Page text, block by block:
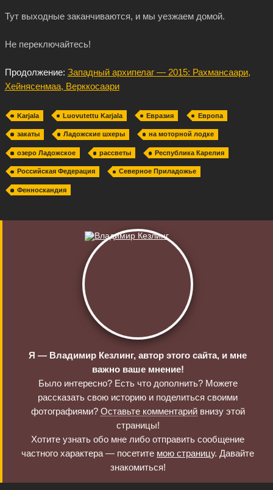
Тут выходные заканчиваются, и мы уезжаем домой.
Не переключайтесь!
Продолжение: Западный архипелаг — 2015: Рахмансаари,
Хейнясенмаа, Верккосаари
Karjala Luovutettu Karjala Евразия Европа
закаты Ладожские шхеры на моторной лодке
озеро Ладожское рассветы Республика Карелия
Российская Федерация Северное Приладожье
Фенноскандия
Я — Владимир Кезлинг, автор этого сайта, и мне
важно ваше мнение!
Было интересно? Есть что дополнить? Можете
рассказать свою историю и поделиться своими
фотографиями? Оставьте комментарийвнизу этой
страницы!
Хотите узнать обо мне либо отправить сообщение
частного характера — посетите мою страницу. Давайте
знакомиться!